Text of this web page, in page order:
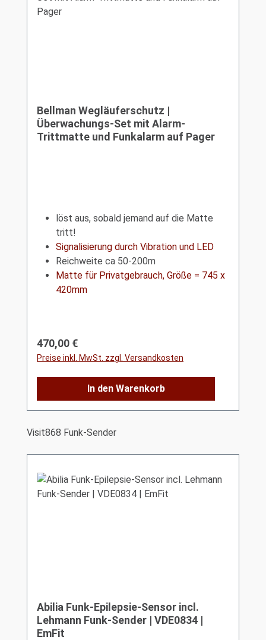
Bellman Wegläuferschutz |
Überwachungs-Set mit Alarm-
Trittmatte und Funkalarm auf Pager
löst aus, sobald jemand auf die Matte
tritt!
Signalisierung durch Vibration und LED
Reichweite ca 50-200m
Matte für Privatgebrauch, Größe = 745 x
420mm
Regulärer Preis:
470,00 €
Preise inkl. MwSt. zzgl. Versandkosten
In den Warenkorb
Produktgalerie überspringen
Visit868 Funk-Sender
Abilia Funk-Epilepsie-Sensor incl.
Lehmann Funk-Sender | VDE0834 |
EmFit